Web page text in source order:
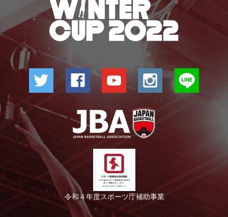
令和４年度スポーツ庁補助事業